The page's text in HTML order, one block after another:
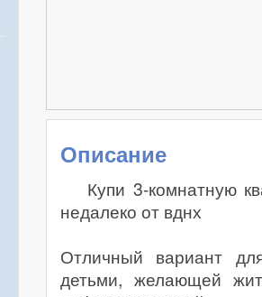
Описание
Купи 3-комнатную
недалеко от вднх
Отличный вариант
детьми, желающей